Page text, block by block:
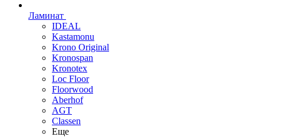
Ламинат
IDEAL
Kastamonu
Krono Original
Kronospan
Kronotex
Loc Floor
Floorwood
Aberhof
AGT
Classen
Еще